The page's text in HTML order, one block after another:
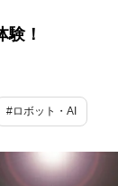
！
#ロボット・AI